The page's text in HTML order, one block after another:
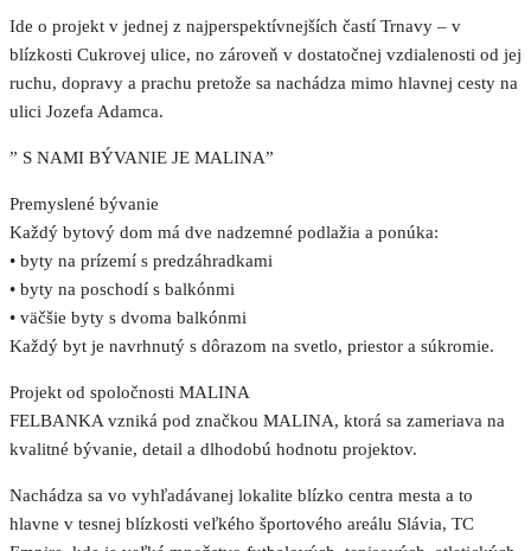
Ide o projekt v jednej z najperspektívnejších častí Trnavy – v
blízkosti Cukrovej ulice, no zároveň v dostatočnej vzdialenosti od jej
ruchu, dopravy a prachu pretože sa nachádza mimo hlavnej cesty na
ulici Jozefa Adamca.
” S NAMI BÝVANIE JE MALINA”
Premyslené bývanie
Každý bytový dom má dve nadzemné podlažia a ponúka:
• byty na prízemí s predzáhradkami
• byty na poschodí s balkónmi
• väčšie byty s dvoma balkónmi
Každý byt je navrhnutý s dôrazom na svetlo, priestor a súkromie.
Projekt od spoločnosti MALINA
FELBANKA vzniká pod značkou MALINA, ktorá sa zameriava na
kvalitné bývanie, detail a dlhodobú hodnotu projektov.
Nachádza sa vo vyhľadávanej lokalite blízko centra mesta a to
hlavne v tesnej blízkosti veľkého športového areálu Slávia, TC